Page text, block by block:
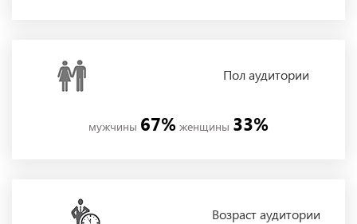
Полаудитории
мужчины 67% женщины 33%
Возраст аудитории